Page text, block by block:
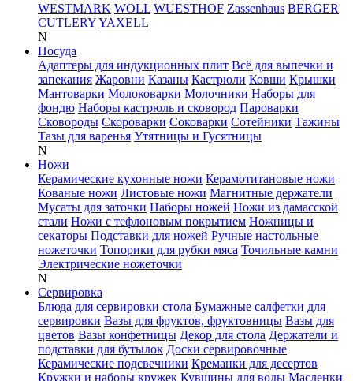
WESTMARK WOLL WUESTHOF Zassenhaus BERGER
CUTLERYYAXELL
N
Посуда
Адаптеры для индукционных плит Всё для выпечки и
запекания Жаровни Казаны Кастрюли Ковши Крышки
Мантоварки Молоковарки Молочники Наборы для
фондю Наборы кастрюль и сковород Пароварки
Сковороды Скороварки Соковарки Сотейники Тажины
Тазы для варенья Утятницы и Гусятницы
N
Ножи
Керамические кухонные ножи Керамотитановые ножи
Кованые ножи Листовые ножи Магнитные держатели
Мусаты для заточки Наборы ножей Ножи из дамасской
стали Ножи с тефлоновым покрытием Ножницы и
секаторы Подставки для ножей Ручные настольные
ножеточки Топорики для рубки мяса Точильные камни
Электрические ножеточки
N
Сервировка
Блюда для сервировки стола Бумажные салфетки для
сервировки Вазы для фруктов, фруктовницы Вазы для
цветов Вазы конфетницы Декор для стола Держатели и
подставки для бутылок Доски сервировочные
Керамические подсвечники Креманки для десертов
Кружки и наборы кружек Кувшины для воды Масленки